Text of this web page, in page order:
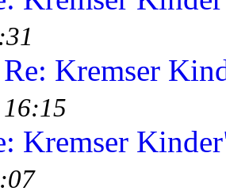
Re: Kremser
16:15
Kremser